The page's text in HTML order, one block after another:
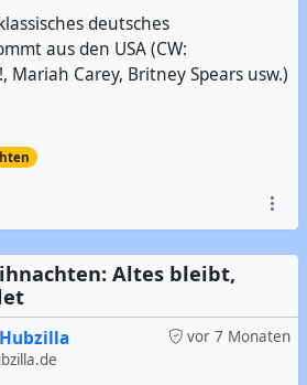
deutsches
aus den USA (CW:
Mariah Carey, Britney Spears usw.)
Altes bleibt,
vor 7 Monaten